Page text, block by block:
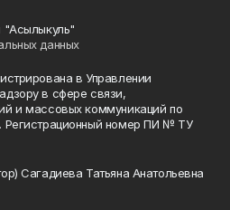
"Асылыкуль"
данных
в Управлении
в сфере связи,
и массовых коммуникаций по
Регистрационный номер ПИ № ТУ
Сагадиева Татьяна Анатольевна